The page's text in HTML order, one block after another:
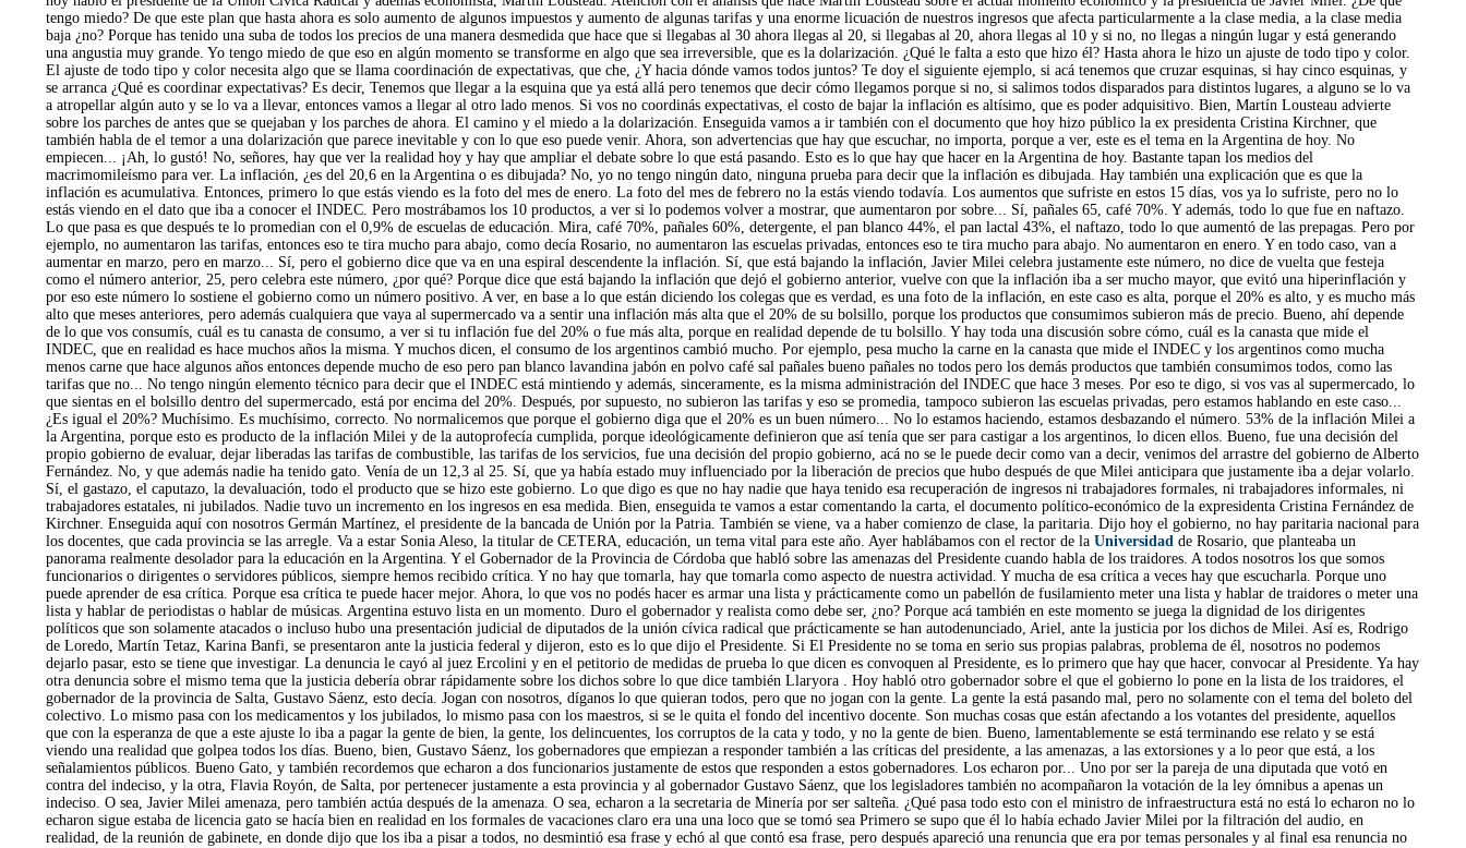
tengo miedo? De que este plan que hasta ahora es solo aumento de algunos impuestos y aumento de algunas tarifas y una enorme licuación de nuestros ingresos que afecta particularmente a la clase media, a la clase media
baja ¿no? Porque has tenido una suba de todos los precios de una manera desmedida que hace que si llegabas al 30 ahora llegas al 20, si llegabas al 20, ahora llegas al 10 y si no, no llegas a ningún lugar y está generando
una angustia muy grande. Yo tengo miedo de que eso en algún momento se transforme en algo que sea irreversible, que es la dolarización. ¿Qué le falta a esto que hizo él? Hasta ahora le hizo un ajuste de todo tipo y color.
El ajuste de todo tipo y color necesita algo que se llama coordinación de expectativas, que che, ¿Y hacia dónde vamos todos juntos? Te doy el siguiente ejemplo, si acá tenemos que cruzar esquinas, si hay cinco esquinas, y
se arranca ¿Qué es coordinar expectativas? Es decir, Tenemos que llegar a la esquina que ya está allá pero tenemos que decir cómo llegamos porque si no, si salimos todos disparados para distintos lugares, a alguno se lo va
a atropellar algún auto y se lo va a llevar, entonces vamos a llegar al otro lado menos. Si vos no coordinás expectativas, el costo de bajar la inflación es altísimo, que es poder adquisitivo. Bien, Martín Lousteau advierte
sobre los parches de antes que se quejaban y los parches de ahora. El camino y el miedo a la dolarización. Enseguida vamos a ir también con el documento que hoy hizo público la ex presidenta Cristina Kirchner, que
también habla de el temor a una dolarización que parece inevitable y con lo que eso puede venir. Ahora, son advertencias que hay que escuchar, no importa, porque a ver, este es el tema en la Argentina de hoy. No
empiecen... ¡Ah, lo gustó! No, señores, hay que ver la realidad hoy y hay que ampliar el debate sobre lo que está pasando. Esto es lo que hay que hacer en la Argentina de hoy. Bastante tapan los medios del
macrimomileísmo para ver. La inflación, ¿es del 20,6 en la Argentina o es dibujada? No, yo no tengo ningún dato, ninguna prueba para decir que la inflación es dibujada. Hay también una explicación que es que la
inflación es acumulativa. Entonces, primero lo que estás viendo es la foto del mes de enero. La foto del mes de febrero no la estás viendo todavía. Los aumentos que sufriste en estos 15 días, vos ya lo sufriste, pero no lo
estás viendo en el dato que iba a conocer el INDEC. Pero mostrábamos los 10 productos, a ver si lo podemos volver a mostrar, que aumentaron por sobre... Sí, pañales 65, café 70%. Y además, todo lo que fue en naftazo.
Lo que pasa es que después te lo promedian con el 0,9% de escuelas de educación. Mira, café 70%, pañales 60%, detergente, el pan blanco 44%, el pan lactal 43%, el naftazo, todo lo que aumentó de las prepagas. Pero por
ejemplo, no aumentaron las tarifas, entonces eso te tira mucho para abajo, como decía Rosario, no aumentaron las escuelas privadas, entonces eso te tira mucho para abajo. No aumentaron en enero. Y en todo caso, van a
aumentar en marzo, pero en marzo... Sí, pero el gobierno dice que va en una espiral descendente la inflación. Sí, que está bajando la inflación, Javier Milei celebra justamente este número, no dice de vuelta que festeja
como el número anterior, 25, pero celebra este número, ¿por qué? Porque dice que está bajando la inflación que dejó el gobierno anterior, vuelve con que la inflación iba a ser mucho mayor, que evitó una hiperinflación y
por eso este número lo sostiene el gobierno como un número positivo. A ver, en base a lo que están diciendo los colegas que es verdad, es una foto de la inflación, en este caso es alta, porque el 20% es alto, y es mucho más
alto que meses anteriores, pero además cualquiera que vaya al supermercado va a sentir una inflación más alta que el 20% de su bolsillo, porque los productos que consumimos subieron más de precio. Bueno, ahí depende
de lo que vos consumís, cuál es tu canasta de consumo, a ver si tu inflación fue del 20% o fue más alta, porque en realidad depende de tu bolsillo. Y hay toda una discusión sobre cómo, cuál es la canasta que mide el
INDEC, que en realidad es hace muchos años la misma. Y muchos dicen, el consumo de los argentinos cambió mucho. Por ejemplo, pesa mucho la carne en la canasta que mide el INDEC y los argentinos como mucha
menos carne que hace algunos años entonces depende mucho de eso pero pan blanco lavandina jabón en polvo café sal pañales bueno pañales no todos pero los demás productos que también consumimos todos, como las
tarifas que no... No tengo ningún elemento técnico para decir que el INDEC está mintiendo y además, sinceramente, es la misma administración del INDEC que hace 3 meses. Por eso te digo, si vos vas al supermercado, lo
que sientas en el bolsillo dentro del supermercado, está por encima del 20%. Después, por supuesto, no subieron las tarifas y eso se promedia, tampoco subieron las escuelas privadas, pero estamos hablando en este caso...
¿Es igual el 20%? Muchísimo. Es muchísimo, correcto. No normalicemos que porque el gobierno diga que el 20% es un buen número... No lo estamos haciendo, estamos desbazando el número. 53% de la inflación Milei a
la Argentina, porque esto es producto de la inflación Milei y de la autoprofecía cumplida, porque ideológicamente definieron que así tenía que ser para castigar a los argentinos, lo dicen ellos. Bueno, fue una decisión del
propio gobierno de evaluar, dejar liberadas las tarifas de combustible, las tarifas de los servicios, fue una decisión del propio gobierno, acá no se le puede decir como van a decir, venimos del arrastre del gobierno de Alberto
Fernández. No, y que además nadie ha tenido gato. Venía de un 12,3 al 25. Sí, que ya había estado muy influenciado por la liberación de precios que hubo después de que Milei anticipara que justamente iba a dejar volarlo.
Sí, el gastazo, el caputazo, la devaluación, todo el producto que se hizo este gobierno. Lo que digo es que no hay nadie que haya tenido esa recuperación de ingresos ni trabajadores formales, ni trabajadores informales, ni
trabajadores estatales, ni jubilados. Nadie tuvo un incremento en los ingresos en esa medida. Bien, enseguida te vamos a estar comentando la carta, el documento político-económico de la expresidenta Cristina Fernández de
Kirchner. Enseguida aquí con nosotros Germán Martínez, el presidente de la bancada de Unión por la Patria. También se viene, va a haber comienzo de clase, la paritaria. Dijo hoy el gobierno, no hay paritaria nacional para
los docentes, que cada provincia se las arregle. Va a estar Sonia Aleso, la titular de CETERA, educación, un tema vital para este año. Ayer hablábamos con el rector de la Universidad de Rosario, que planteaba un
panorama realmente desolador para la educación en la Argentina. Y el Gobernador de la Provincia de Córdoba que habló sobre las amenazas del Presidente cuando habla de los traidores. A todos nosotros los que somos
funcionarios o dirigentes o servidores públicos, siempre hemos recibido crítica. Y no hay que tomarla, hay que tomarla como aspecto de nuestra actividad. Y mucha de esa crítica a veces hay que escucharla. Porque uno
puede aprender de esa crítica. Porque esa crítica te puede hacer mejor. Ahora, lo que vos no podés hacer es armar una lista y prácticamente como un pabellón de fusilamiento meter una lista y hablar de traidores o meter una
lista y hablar de periodistas o hablar de músicas. Argentina estuvo lista en un momento. Duro el gobernador y realista como debe ser, ¿no? Porque acá también en este momento se juega la dignidad de los dirigentes
políticos que son solamente atacados o incluso hubo una presentación judicial de diputados de la unión cívica radical que prácticamente se han autodenunciado, Ariel, ante la justicia por los dichos de Milei. Así es, Rodrigo
de Loredo, Martín Tetaz, Karina Banfi, se presentaron ante la justicia federal y dijeron, esto es lo que dijo el Presidente. Si El Presidente no se toma en serio sus propias palabras, problema de él, nosotros no podemos
dejarlo pasar, esto se tiene que investigar. La denuncia le cayó al juez Ercolini y en el petitorio de medidas de prueba lo que dicen es convoquen al Presidente, es lo primero que hay que hacer, convocar al Presidente. Ya hay
otra denuncia sobre el mismo tema que la justicia debería obrar rápidamente sobre los dichos sobre lo que dice también Llaryora . Hoy habló otro gobernador sobre el que el gobierno lo pone en la lista de los traidores, el
gobernador de la provincia de Salta, Gustavo Sáenz, esto decía. Jogan con nosotros, díganos lo que quieran todos, pero que no jogan con la gente. La gente la está pasando mal, pero no solamente con el tema del boleto del
colectivo. Lo mismo pasa con los medicamentos y los jubilados, lo mismo pasa con los maestros, si se le quita el fondo del incentivo docente. Son muchas cosas que están afectando a los votantes del presidente, aquellos
que con la esperanza de que a este ajuste lo iba a pagar la gente de bien, la gente, los delincuentes, los corruptos de la cata y todo, y no la gente de bien. Bueno, lamentablemente se está terminando ese relato y se está
viendo una realidad que golpea todos los días. Bueno, bien, Gustavo Sáenz, los gobernadores que empiezan a responder también a las críticas del presidente, a las amenazas, a las extorsiones y a lo peor que está, a los
señalamientos públicos. Bueno Gato, y también recordemos que echaron a dos funcionarios justamente de estos que responden a estos gobernadores. Los echaron por... Uno por ser la pareja de una diputada que votó en
contra del indeciso, y la otra, Flavia Royón, de Salta, por pertenecer justamente a esta provincia y al gobernador Gustavo Sáenz, que los legisladores también no acompañaron la votación de la ley ómnibus a apenas un
indeciso. O sea, Javier Milei amenaza, pero también actúa después de la amenaza. O sea, echaron a la secretaria de Minería por ser salteña. ¿Qué pasa todo esto con el ministro de infraestructura está no está lo echaron no lo
echaron sigue estaba de licencia gato se hacía bien en realidad en los formales de vacaciones claro era una una loco que se tomó sea Primero se supo que él lo había echado Javier Milei por la filtración del audio, en
realidad, de la reunión de gabinete, en donde dijo que los iba a pisar a todos, no desmintió esa frase y echó al que contó esa frase, pero después apareció una renuncia que era por temas personales y al final esa renuncia no